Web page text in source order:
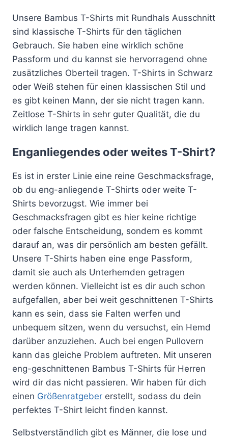
Unsere Bambus T-Shirts mit Rundhals Ausschnitt
sind klassische T-Shirts für den täglichen
Gebrauch. Sie haben eine wirklich schöne
Passform und du kannst sie hervorragend ohne
zusätzliches Oberteil tragen. T-Shirts in Schwarz
oder Weiß stehen für einen klassischen Stil und
es gibt keinen Mann, der sie nicht tragen kann.
Zeitlose T-Shirts in sehr guter Qualität, die du
wirklich lange tragen kannst.
Enganliegendes oder weites T-Shirt?
Es ist in erster Linie eine reine Geschmacksfrage,
ob du eng-anliegende T-Shirts oder weite T-
Shirts bevorzugst. Wie immer bei
Geschmacksfragen gibt es hier keine richtige
oder falsche Entscheidung, sondern es kommt
darauf an, was dir persönlich am besten gefällt.
Unsere T-Shirts haben eine enge Passform,
damit sie auch als Unterhemden getragen
werden können. Vielleicht ist es dir auch schon
aufgefallen, aber bei weit geschnittenen T-Shirts
kann es sein, dass sie Falten werfen und
unbequem sitzen, wenn du versuchst, ein Hemd
darüber anzuziehen. Auch bei engen Pullovern
kann das gleiche Problem auftreten. Mit unseren
eng-geschnittenen Bambus T-Shirts für Herren
wird dir das nicht passieren. Wir haben für dich
einen Größenratgeber erstellt, sodass du dein
perfektes T-Shirt leicht finden kannst.
Selbstverständlich gibt es Männer, die lose und